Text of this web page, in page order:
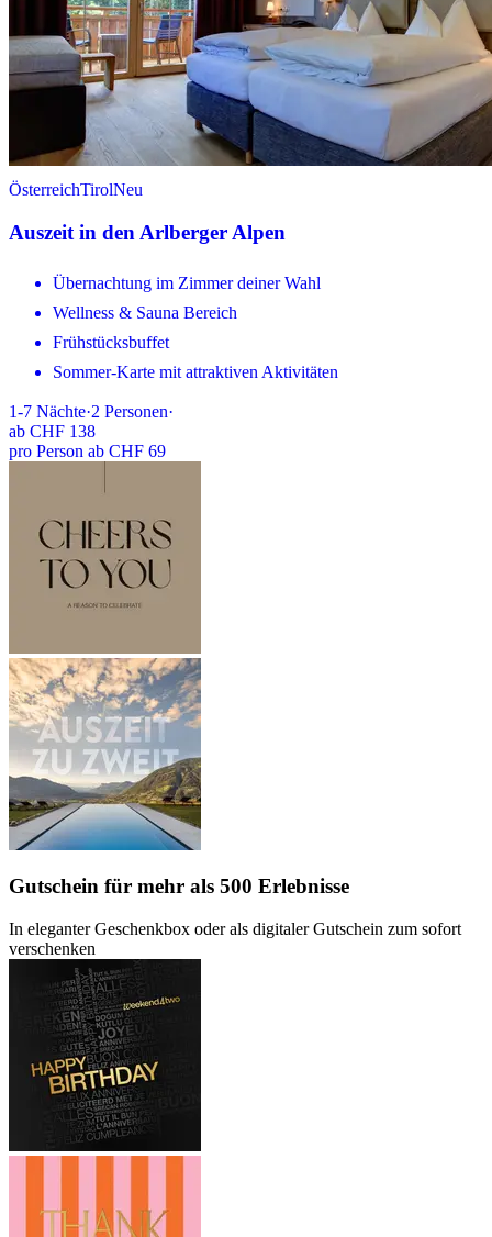
ÖsterreichTirolNeu
Auszeit in den Arlberger Alpen
Übernachtung im Zimmer deiner Wahl
Wellness & Sauna Bereich
Frühstücksbuffet
Sommer-Karte mit attraktiven Aktivitäten
1-7 Nächte·2 Personen·
ab CHF 138
pro Person ab CHF 69
Gutschein für mehr als 500 Erlebnisse
In eleganter Geschenkbox oder als digitaler Gutschein zum sofort
verschenken